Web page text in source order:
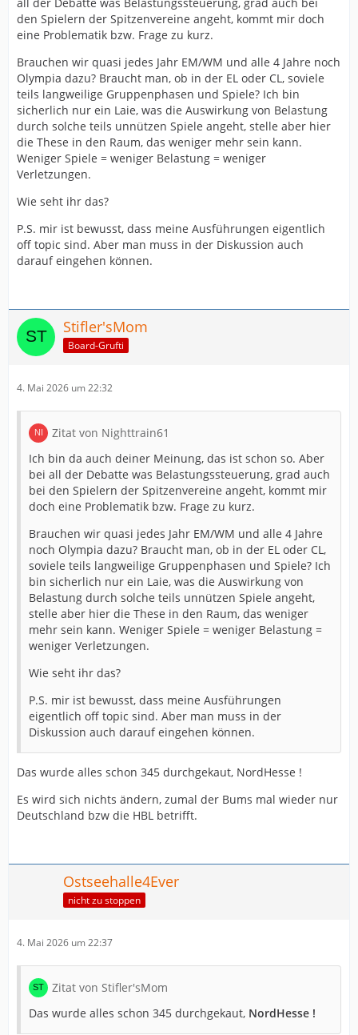
den Spielern der Spitzenvereine angeht, kommt mir doch
eine Problematik bzw. Frage zu kurz.
Brauchen wir quasi jedes Jahr EM/WM und alle 4 Jahre noch
Olympia dazu? Braucht man, ob in der EL oder CL, soviele
teils langweilige Gruppenphasen und Spiele? Ich bin
sicherlich nur ein Laie, was die Auswirkung von Belastung
durch solche teils unnützen Spiele angeht, stelle aber hier
die These in den Raum, das weniger mehr sein kann.
Weniger Spiele = weniger Belastung = weniger
Verletzungen.
Wie seht ihr das?
P.S. mir ist bewusst, dass meine Ausführungen eigentlich
off topic sind. Aber man muss in der Diskussion auch
darauf eingehen können.
Stifler'sMom
Board-Grufti
4. Mai 2026 um 22:32
Zitat von Nighttrain61
Ich bin da auch deiner Meinung, das ist schon so. Aber
bei all der Debatte was Belastungssteuerung, grad auch
bei den Spielern der Spitzenvereine angeht, kommt mir
doch eine Problematik bzw. Frage zu kurz.
Brauchen wir quasi jedes Jahr EM/WM und alle 4 Jahre
noch Olympia dazu? Braucht man, ob in der EL oder CL,
soviele teils langweilige Gruppenphasen und Spiele? Ich
bin sicherlich nur ein Laie, was die Auswirkung von
Belastung durch solche teils unnützen Spiele angeht,
stelle aber hier die These in den Raum, das weniger
mehr sein kann. Weniger Spiele = weniger Belastung =
weniger Verletzungen.
Wie seht ihr das?
P.S. mir ist bewusst, dass meine Ausführungen
eigentlich off topic sind. Aber man muss in der
Diskussion auch darauf eingehen können.
Das wurde alles schon 345 durchgekaut, NordHesse !
Es wird sich nichts ändern, zumal der Bums mal wieder nur
Deutschland bzw die HBL betrifft.
Ostseehalle4Ever
nicht zu stoppen
4. Mai 2026 um 22:37
Zitat von Stifler'sMom
Das wurde alles schon 345 durchgekaut, NordHesse !